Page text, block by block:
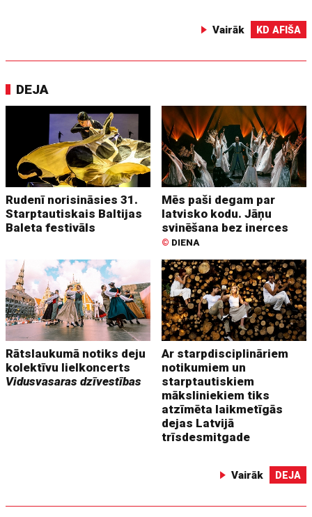
Vairāk KD AFIŠA
DEJA
Rudenī norisināsies 31.
Starptautiskais Baltijas
Baleta festivāls
Mēs paši degam par
latvisko kodu. Jāņu
svinēšana bez inerces
© DIENA
Rātslaukumā notiks deju
kolektīvu lielkoncerts
Vidusvasaras dzīvestības
Ar starpdisciplināriem
notikumiem un
starptautiskiem
māksliniekiem tiks
atzīmēta laikmetīgās
dejas Latvijā
trīsdesmitgade
Vairāk DEJA